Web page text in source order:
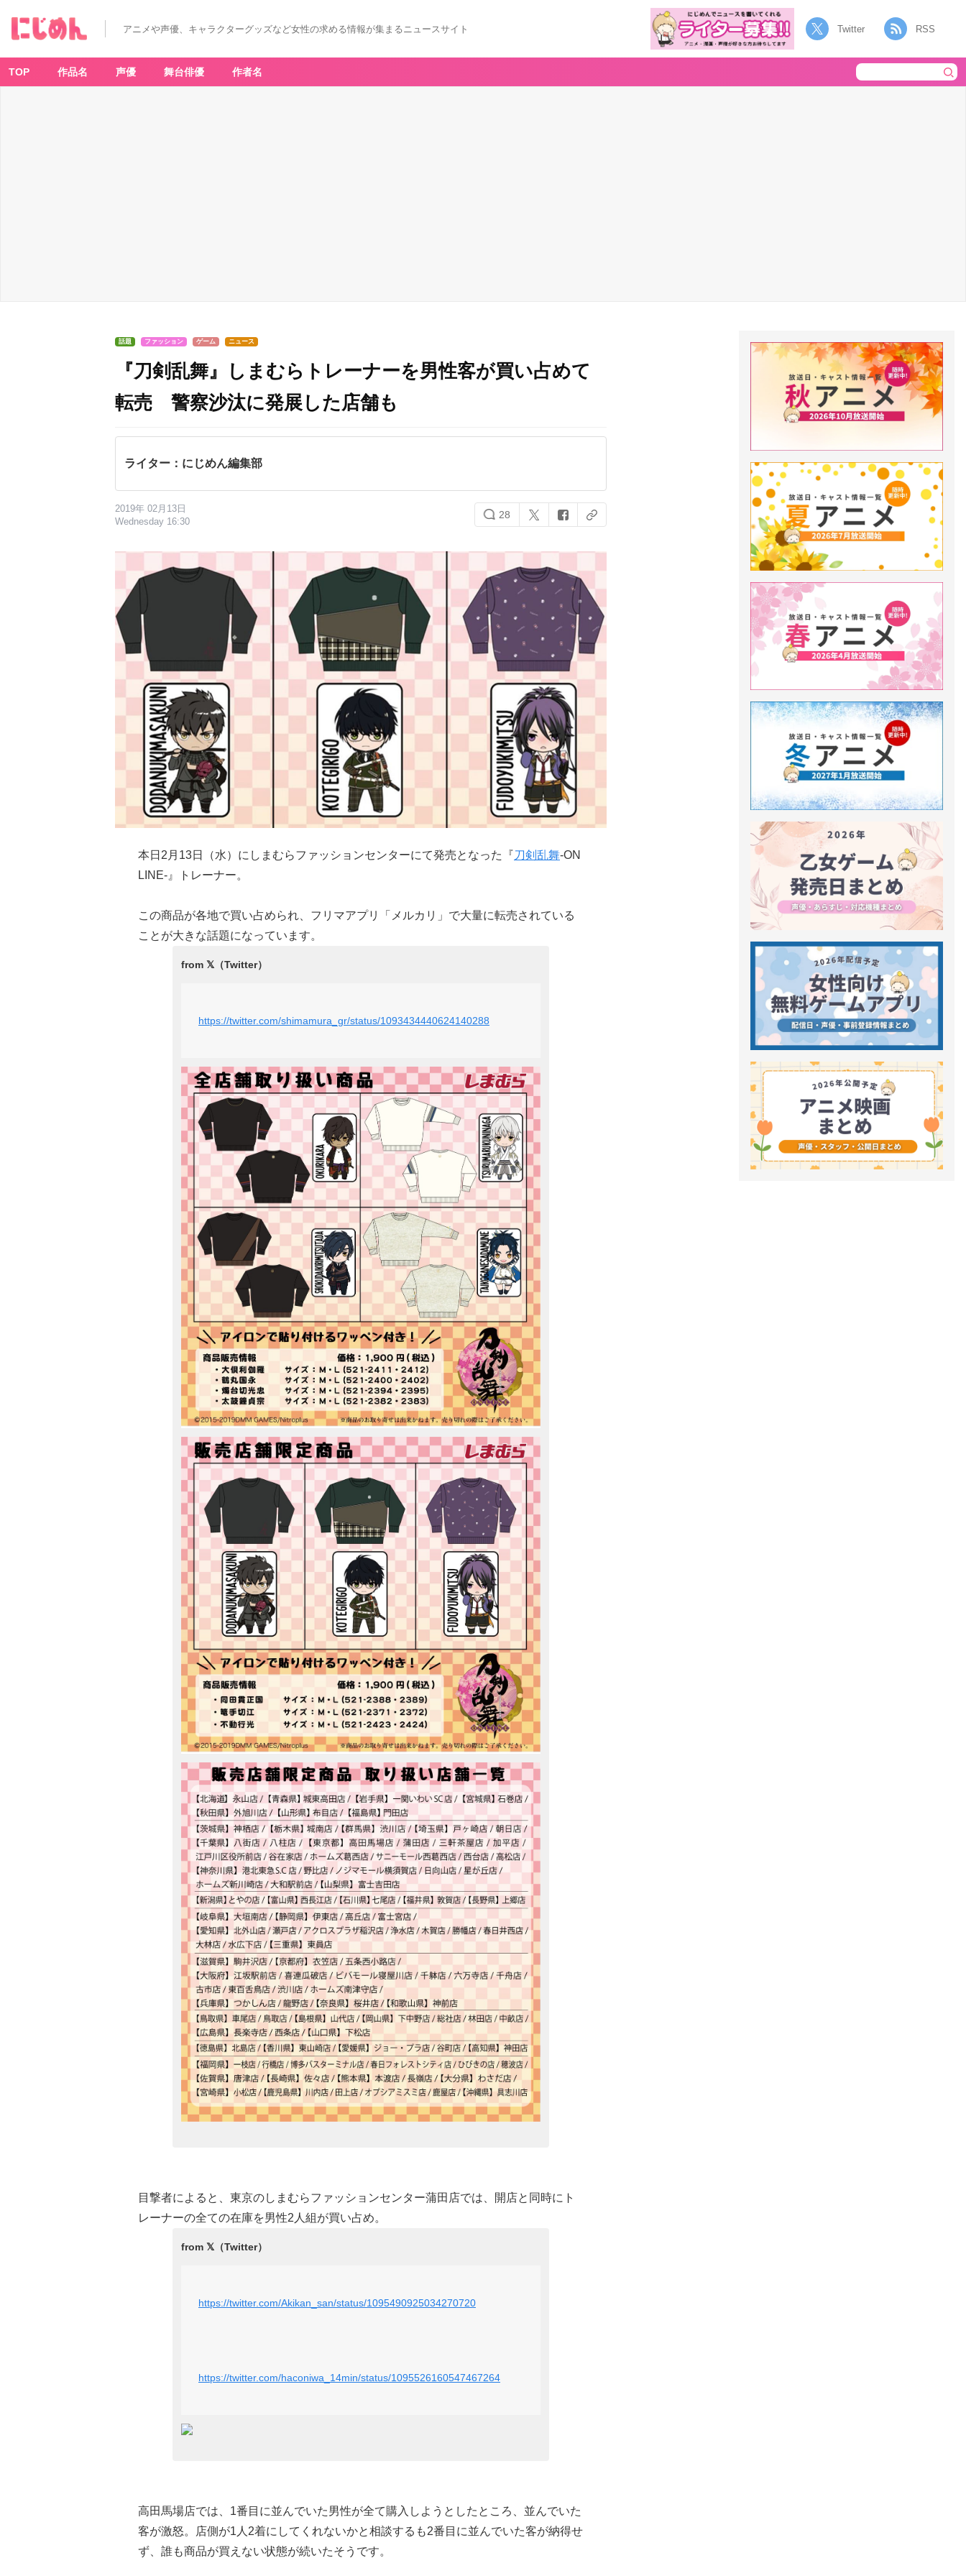
アニメや声優、キャラクターグッズなど女性の求める情報が集まるニュースサイト Twitter RSS
TOP 作品名 声優 舞台俳優 作者名
話題 ファッション ゲーム ニュース
『刀剣乱舞』しまむらトレーナーを男性客が買い占めて
転売 警察沙汰に発展した店舗も
ライター：にじめん編集部
2019年 02月13日
Wednesday 16:30
28
本日2月13日（水）にしまむらファッションセンターにて発売となった『刀剣乱舞-ON
LINE-』トレーナー。
この商品が各地で買い占められ、フリマアプリ「メルカリ」で大量に転売されている
ことが大きな話題になっています。
https://twitter.com/shimamura_gr/status/1093434440624140288
目撃者によると、東京のしまむらファッションセンター蒲田店では、開店と同時にト
レーナーの全ての在庫を男性2人組が買い占め。
https://twitter.com/Akikan_san/status/1095490925034270720
https://twitter.com/haconiwa_14min/status/1095526160547467264
高田馬場店では、1番目に並んでいた男性が全て購入しようとしたところ、並んでいた
客が激怒。店側が1人2着にしてくれないかと相談するも2番目に並んでいた客が納得せ
ず、誰も商品が買えない状態が続いたそうです。